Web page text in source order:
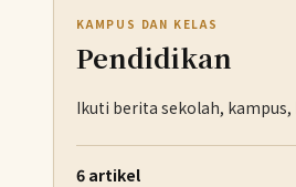
KAMPUS DAN KELAS
Pendidikan
Ikuti berita sekolah,
6 artikel